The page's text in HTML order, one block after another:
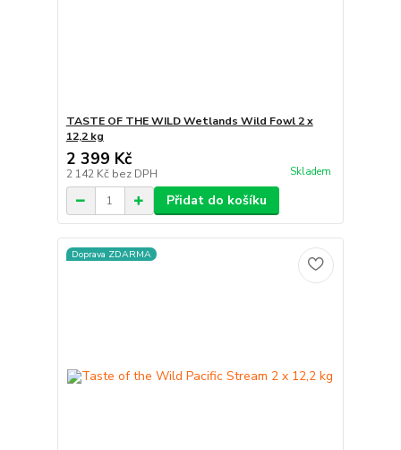
TASTE OF THE WILD Wetlands Wild Fowl 2 x
12,2 kg
2 399 Kč
2 142 Kč bez DPH Skladem
Přidat do košíku
Doprava ZDARMA